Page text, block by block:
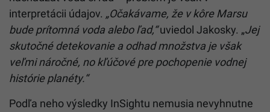
interpretácii údajov. „Očakávame, že v kôre Marsu
bude prítomná voda alebo ľad,“uviedol Jakosky. „Jej
skutočné detekovanie a odhad množstva je však
veľmi náročné, no kľúčové pre pochopenie vodnej
histórie planéty.“
Podľa neho výsledky InSightu nemusia nevyhnutne